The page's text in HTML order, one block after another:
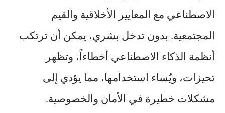
الاصطناعي مع المعايير الأخلاقية والقيم
المجتمعية. بدون تدخل بشري، يمكن أن ترتكب
أنظمة الذكاء الاصطناعي أخطاءاً، وتظهر
تحيزات، ويُساء استخدامها، مما يؤدي إلى
مشكلات خطيرة في الأمان والخصوصية.